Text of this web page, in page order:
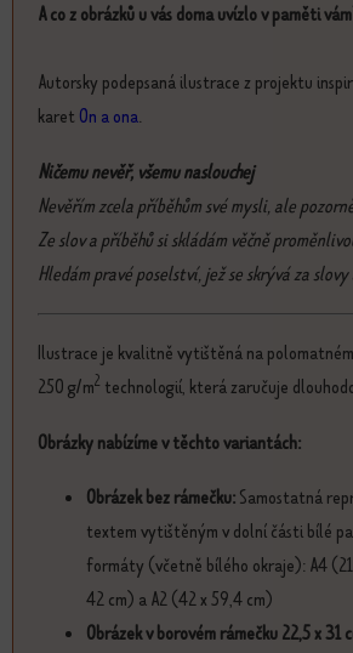
A co z obrázků u vás doma uvízlo v paměti
Autorsky podepsaná ilustrace z projektu
karet On a ona.
Ničemu nevěř, všemu naslouchej
Nevěřím zcela příběhům své mysli, ale
Ze slov a příběhů si skládám věčně
Hledám pravé poselství, jež se skrývá za slovy
Ilustrace je kvalitně vytištěná na
250 g/m2 technologií, která zaručuje
Obrázky nabízíme v těchto variantách:
Obrázek bez rámečku:Samostatná
textem vytištěným v dolní části bílé
formáty (včetně bílého okraje): A4
42 cm) a A2 (42 x 59,4 cm)
Obrázek v borovém rámečku 22,5 x 31